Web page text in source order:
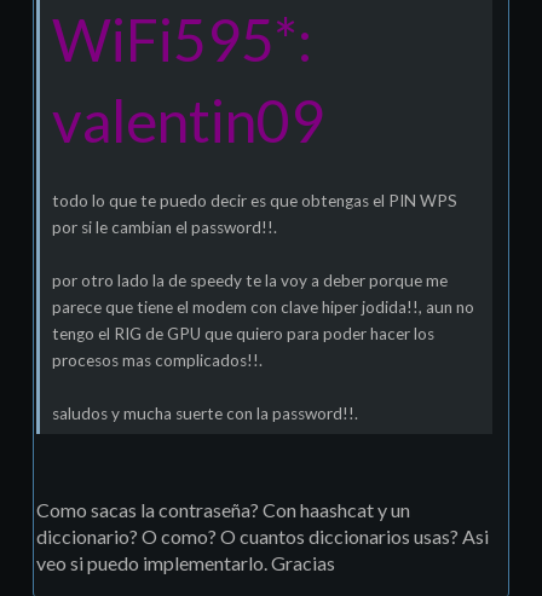
WiFi595*:
valentin09
todo lo que te puedo decir es que obtengas el PIN WPS
por si le cambian el password!!.
por otro lado la de speedy te la voy a deber porque me
parece que tiene el modem con clave hiper jodida!!, aun no
tengo el RIG de GPU que quiero para poder hacer los
procesos mas complicados!!.
saludos y mucha suerte con la password!!.
Como sacas la contraseña? Con haashcat y un
diccionario? O como? O cuantos diccionarios usas? Asi
veo si puedo implementarlo. Gracias